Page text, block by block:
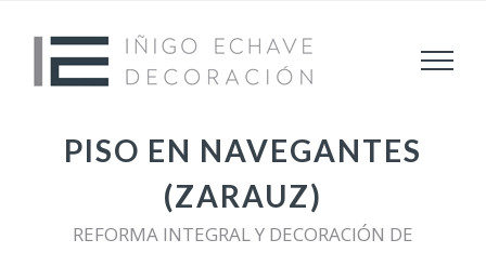
contenido
PISO EN NAVEGANTES
(ZARAUZ)
REFORMA INTEGRAL Y DECORACIÓN DE